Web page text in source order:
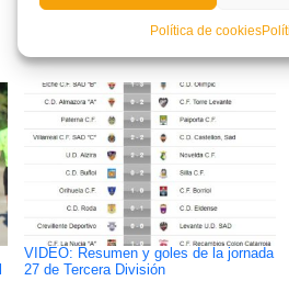
Política de cookies
VIDEO: Resumen y goles de la jornada
27 de Tercera División